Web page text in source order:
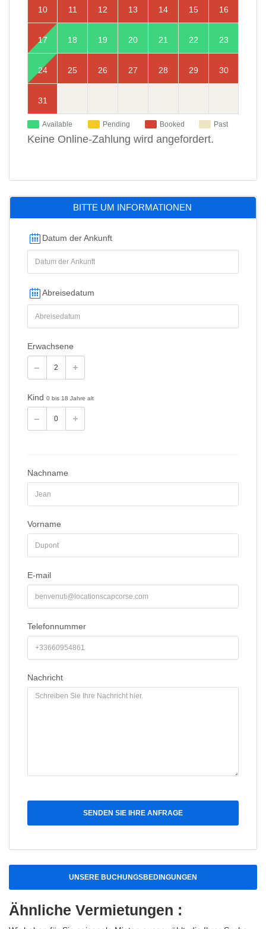
10 11 12 13 14 15 16
17 18 19 20 21 22 23
24 25 26 27 28 29 30
31
Available Pending Booked Past
Keine Online-Zahlung wird angefordert.
BITTE UM INFORMATIONEN
Datum der Ankunft
Abreisedatum
Erwachsene
Kind 0 bis 18 Jahre alt
Nachname
Vorname
E-mail
Telefonnummer
Nachricht
SENDEN SIE IHRE ANFRAGE
UNSERE BUCHUNGSBEDINGUNGEN
Ähnliche Vermietungen :